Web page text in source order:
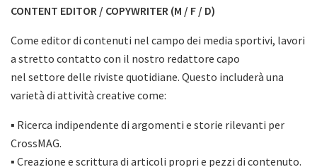
CONTENT EDITOR / COPYWRITER (M / F / D)
Come editor di contenuti nel campo dei media sportivi, lavori
a stretto contatto con il nostro redattore capo
nel settore delle riviste quotidiane. Questo includerà una
varietà di attività creative come:
▪ Ricerca indipendente di argomenti e storie rilevanti per
CrossMAG.
▪ Creazione e scrittura di articoli propri e pezzi di contenuto.